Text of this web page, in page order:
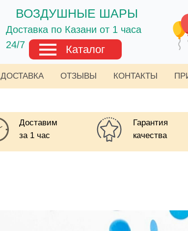
ВОЗДУШНЫЕ ШАРЫ
Доставка по Казани от 1 часа
24/7
Каталог
ДОСТАВКА ОТЗЫВЫ КОНТАКТЫ
Доставим
за 1 час
Гарантия
качества